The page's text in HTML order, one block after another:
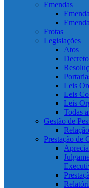
Emendas
Frotas
Legislações
Atos
Leis
Leis
Leis
Todas
Gestão de
Prestação de